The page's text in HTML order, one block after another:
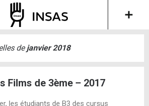
dejanvier 2018
Films de 3ème – 2017
les étudiants de B3 des cursus